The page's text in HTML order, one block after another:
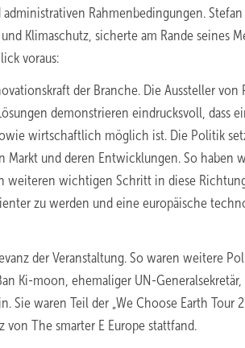
Rahmenbedingungen.
Klimaschutz, sicherte am Rande seines
voraus:
der Branche. Die Aussteller
demonstrieren eindrucksvoll, dass
wirtschaftlich möglich ist. Die Politik
und deren Entwicklungen. So haben
weiteren wichtigen Schritt in diese
zu werden und eine europäische
der Veranstaltung. So waren weitere
Ki-moon, ehemaliger UN-
Sie waren Teil der „We Choose Earth Tour
von The smarter E Europe stattfand.